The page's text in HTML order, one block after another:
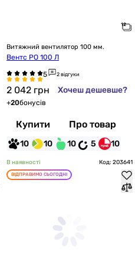
Витяжний вентилятор 100 мм.
Вентс РО 100 Л
2 відгуки
2 042 грн Хочеш дешевше?
+20бонусів
Купити Про товар
10 10 10 5 10
В наявності Код: 203641
ВІДПРАВИМО СЬОГОДНІ